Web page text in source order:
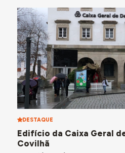
DESTAQUE
Edifício da Caixa Geral
Covilhã